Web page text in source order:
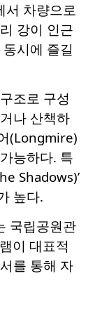
서 차량으로
강이 인근
시에 즐길
조로 구성
나 산책하
(Longmire)
능하다. 특
Shadows)’
높다.
국립공원관
이 대표적
를 통해 자